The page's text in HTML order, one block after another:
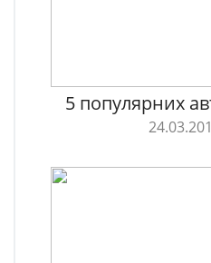
5 популярних